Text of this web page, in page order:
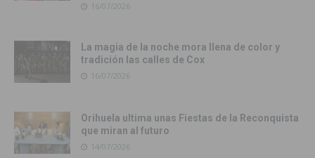
16/07/2026
La magia de la noche mora llena de color y
tradición las calles de Cox
16/07/2026
Orihuela ultima unas Fiestas de la Reconquista
que miran al futuro
14/07/2026